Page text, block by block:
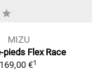
MIZU
pieds Flex Race
169,00 €1